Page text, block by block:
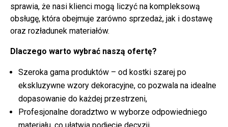
sprawia, że nasi klienci mogą liczyć na kompleksową
obsługę, która obejmuje zarówno sprzedaż, jak i dostawę
oraz rozładunek materiałów.
Dlaczego warto wybrać naszą ofertę?
Szeroka gama produktów – od kostki szarej po
ekskluzywne wzory dekoracyjne, co pozwala na idealne
dopasowanie do każdej przestrzeni,
Profesjonalne doradztwo w wyborze odpowiedniego